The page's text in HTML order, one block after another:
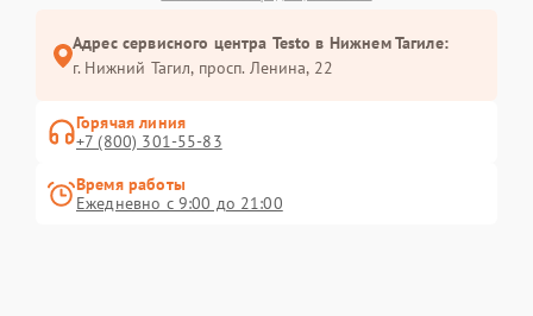
Адрес сервисного центра Testo в Нижнем Тагиле:
г. Нижний Тагил, просп. Ленина, 22
Горячая линия
+7 (800) 301-55-83
Время работы
Ежедневно с 9:00 до 21:00